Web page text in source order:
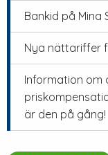
Bankid på Mina
Nya nättariffer
Information om
är den på gång!